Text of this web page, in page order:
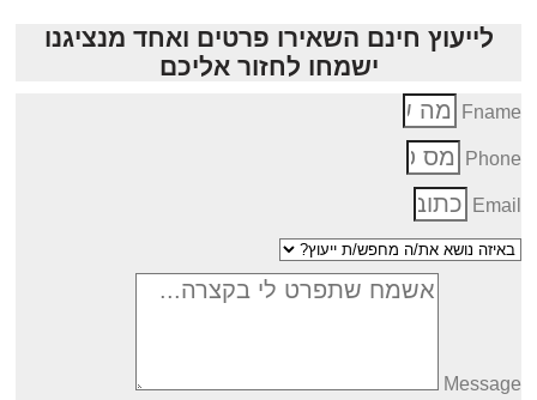
לייעוץ חינם השאירו פרטים ואחד מנציגנו
ישמחו לחזור אליכם